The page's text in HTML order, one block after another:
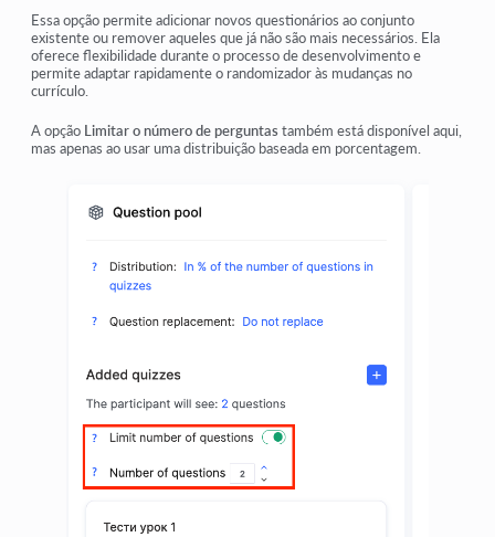
Essa opção permite adicionar novos questionários ao conjunto
existente ou remover aqueles que já não são mais necessários. Ela
oferece flexibilidade durante o processo de desenvolvimento e
permite adaptar rapidamente o randomizador às mudanças no
currículo.
A opção Limitar o número de perguntastambém está disponível aqui,
mas apenas ao usar uma distribuição baseada em porcentagem.